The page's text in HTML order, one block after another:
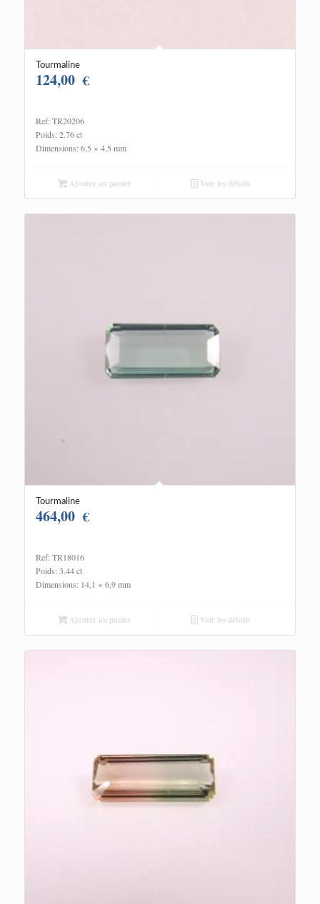
Tourmaline
124,00 €
Ref: TR20206
Poids: 2.76 ct
Dimensions: 6,5 × 4,5 mm
Ajouter au panier Voir les détails
Tourmaline
464,00 €
Ref: TR18016
Poids: 3.44 ct
Dimensions: 14,1 × 6,9 mm
Ajouter au panier Voir les détails